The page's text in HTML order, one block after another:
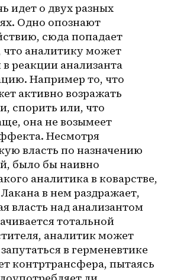
идет о двух разных
Одно опознают
сюда попадает
что аналитику может
реакции анализанта
Например то, что
активно возражать
спорить или, что
она не возымеет
Несмотря
власть по назначению
было бы наивно
аналитика в коварстве,
в нем раздражает,
власть над анализантом
тотальной
аналитик может
в герменевтике
контртрансфера, пытаясь